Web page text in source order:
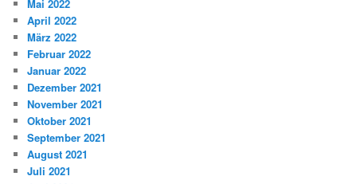
Mai 2022
April 2022
März 2022
Februar 2022
Januar 2022
Dezember 2021
November 2021
Oktober 2021
September 2021
August 2021
Juli 2021